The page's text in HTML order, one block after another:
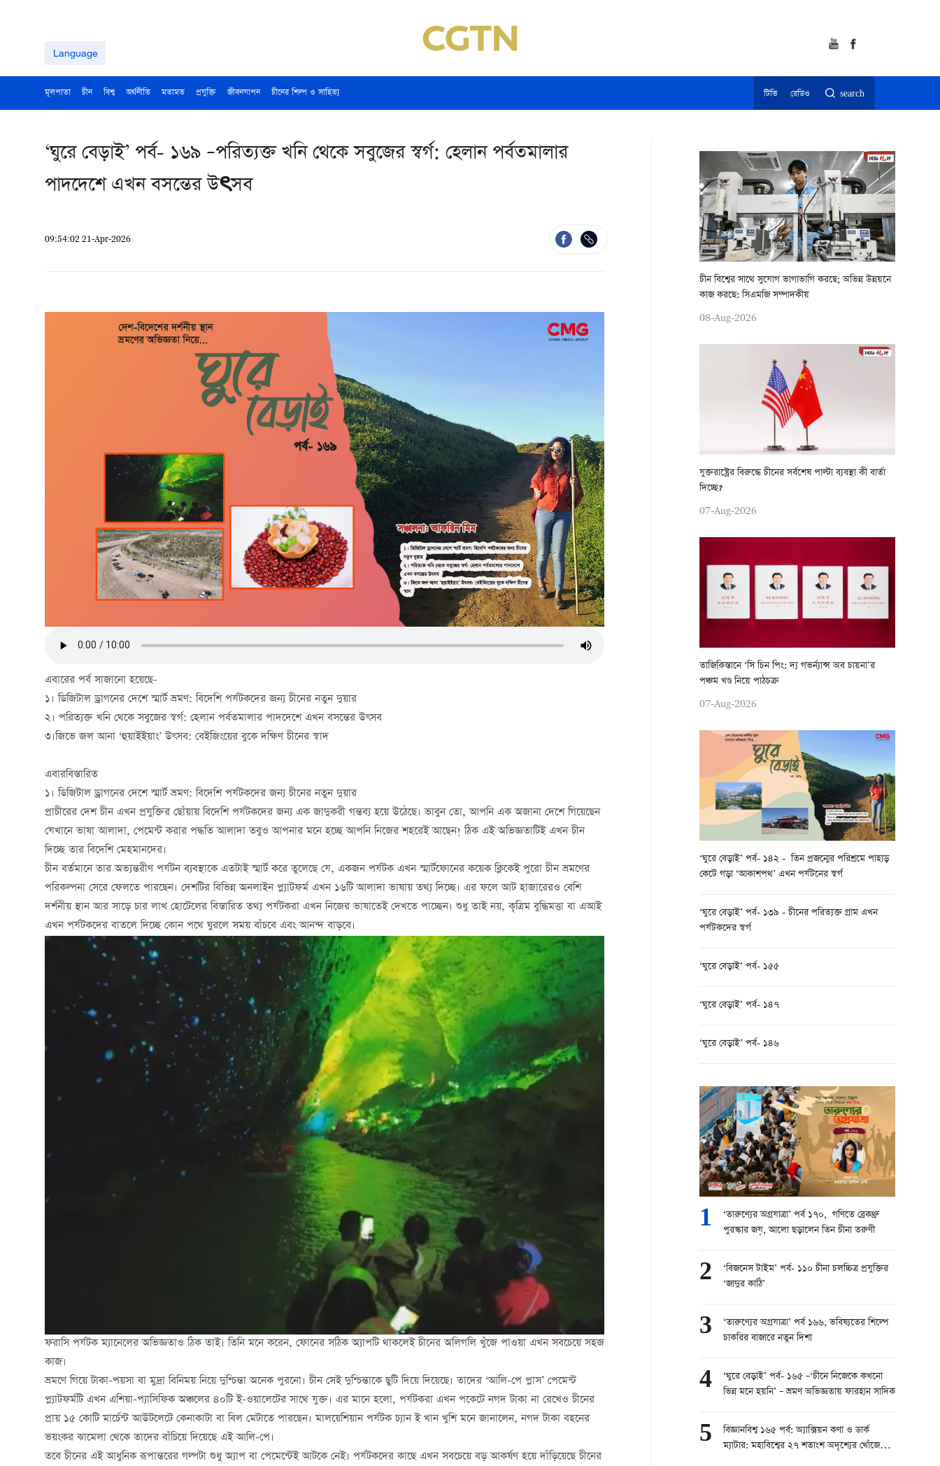
Language
মূলপাতা চীন বিশ্ব অর্থনীতি মতামত প্রযুক্তি জীবনযাপন চীনের শিল্প ও সাহিত্য টিভি রেডিও search
‘ঘুরে বেড়াই’ পর্ব- ১৬৯ –পরিত্যক্ত খনি থেকে সবুজের স্বর্গ: হেলান পর্বতমালার
পাদদেশে এখন বসন্তের উৎসব
09:54:02 21-Apr-2026
এবারের পর্ব সাজানো হয়েছে-
১। ডিজিটাল ড্রাগনের দেশে স্মার্ট ভ্রমণ: বিদেশি পর্যটকদের জন্য চীনের নতুন দুয়ার
২। পরিত্যক্ত খনি থেকে সবুজের স্বর্গ: হেলান পর্বতমালার পাদদেশে এখন বসন্তের উৎসব
৩।জিভে জল আনা ‘হুয়াইইয়াং’ উৎসব: বেইজিংয়ের বুকে দক্ষিণ চীনের স্বাদ
এবারবিস্তারিত
১। ডিজিটাল ড্রাগনের দেশে স্মার্ট ভ্রমণ: বিদেশি পর্যটকদের জন্য চীনের নতুন দুয়ার
প্রাচীরের দেশ চীন এখন প্রযুক্তির ছোঁয়ায় বিদেশি পর্যটকদের জন্য এক জাদুকরী গন্তব্য হয়ে উঠেছে। ভাবুন তো, আপনি এক অজানা দেশে গিয়েছেন
যেখানে ভাষা আলাদা, পেমেন্ট করার পদ্ধতি আলাদা তবুও আপনার মনে হচ্ছে আপনি নিজের শহরেই আছেন! ঠিক এই অভিজ্ঞতাটিই এখন চীন
দিচ্ছে তার বিদেশি মেহমানদের।
চীন বর্তমানে তার অভ্যন্তরীণ পর্যটন ব্যবস্থাকে এতটাই স্মার্ট করে তুলেছে যে, একজন পর্যটক এখন স্মার্টফোনের কয়েক ক্লিকেই পুরো চীন ভ্রমণের
পরিকল্পনা সেরে ফেলতে পারছেন। দেশটির বিভিন্ন অনলাইন প্ল্যাটফর্ম এখন ১৬টি আলাদা ভাষায় তথ্য দিচ্ছে। এর ফলে আট হাজারেরও বেশি
দর্শনীয় স্থান আর সাড়ে চার লাখ হোটেলের বিস্তারিত তথ্য পর্যটকরা এখন নিজের ভাষাতেই দেখতে পাচ্ছেন। শুধু তাই নয়, কৃত্রিম বুদ্ধিমত্তা বা এআই
এখন পর্যটকদের বাতলে দিচ্ছে কোন পথে ঘুরলে সময় বাঁচবে এবং আনন্দ বাড়বে।
ফরাসি পর্যটক ম্যানেলের অভিজ্ঞতাও ঠিক তাই। তিনি মনে করেন, ফোনের সঠিক অ্যাপটি থাকলেই চীনের অলিগলি খুঁজে পাওয়া এখন সবচেয়ে সহজ
কাজ।
ভ্রমণে গিয়ে টাকা-পয়সা বা মুদ্রা বিনিময় নিয়ে দুশ্চিন্তা অনেক পুরনো। চীন সেই দুশ্চিন্তাকে ছুটি দিয়ে দিয়েছে। তাদের ‘আলি-পে প্লাস’ পেমেন্ট
প্ল্যাটফর্মটি এখন এশিয়া-প্যাসিফিক অঞ্চলের ৪০টি ই-ওয়ালেটের সাথে যুক্ত। এর মানে হলো, পর্যটকরা এখন পকেটে নগদ টাকা না রেখেও চীনের
প্রায় ১৫ কোটি মার্চেন্ট আউটলেটে কেনাকাটা বা বিল মেটাতে পারছেন। মালয়েশিয়ান পর্যটক চ্যান ই খান খুশি মনে জানালেন, নগদ টাকা বহনের
ভয়ংকর ঝামেলা থেকে তাদের বাঁচিয়ে দিয়েছে এই আলি-পে।
তবে চীনের এই আধুনিক রূপান্তরের গল্পটা শুধু অ্যাপ বা পেমেন্টেই আটকে নেই। পর্যটকদের কাছে এখন সবচেয়ে বড় আকর্ষণ হয়ে দাঁড়িয়েছে চীনের
চীন বিশ্বের সাথে সুযোগ ভাগাভাগি করছে; অভিন্ন উন্নয়নে
কাজ করছে: সিএমজি সম্পাদকীয়
08-Aug-2026
যুক্তরাষ্ট্রের বিরুদ্ধে চীনের সর্বশেষ পাল্টা ব্যবস্থা কী বার্তা
দিচ্ছে?
07-Aug-2026
তাজিকিস্তানে ‘সি চিন পিং: দ্য গভর্ন্যান্স অব চায়না’র
পঞ্চম খণ্ড নিয়ে পাঠচক্র
07-Aug-2026
‘ঘুরে বেড়াই’ পর্ব- ১৪২ - তিন প্রজন্মের পরিশ্রমে পাহাড়
কেটে গড়া ‘আকাশপথ’ এখন পর্যটনের স্বর্গ
‘ঘুরে বেড়াই’ পর্ব- ১৩৯ - চীনের পরিত্যক্ত গ্রাম এখন
পর্যটকদের স্বর্গ
‘ঘুরে বেড়াই’ পর্ব- ১৫৫
‘ঘুরে বেড়াই’ পর্ব- ১৪৭
‘ঘুরে বেড়াই’ পর্ব- ১৪৬
1
‘তারুণ্যের অগ্রযাত্রা’ পর্ব ১৭০, গণিতে ব্রেকথ্রু
পুরস্কার জয়, আলো ছড়ালেন তিন চীনা তরুণী
2
‘বিজনেস টাইম’ পর্ব- ১১০ চীনা চলচ্চিত্র প্রযুক্তির
‘জাদুর কাঠি’
3
‘তারুণ্যের অগ্রযাত্রা’ পর্ব ১৬৬, ভবিষ্যতের শিল্পে
চাকরির বাজারে নতুন দিশা
4
‘ঘুরে বেড়াই’ পর্ব- ১৬৫ –‘চীনে নিজেকে কখনো
ভিন্ন মনে হয়নি’ – ভ্রমণ অভিজ্ঞতায় ফারহান সাদিক
5
বিজ্ঞানবিশ্ব ১৬৫ পর্ব: অ্যাক্সিয়ন কণা ও ডার্ক
ম্যাটার: মহাবিশ্বের ২৭ শতাংশ অদৃশ্যের খোঁজে